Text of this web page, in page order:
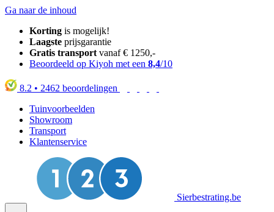
Ga naar de inhoud
Korting is mogelijk!
Laagste prijsgarantie
Gratis transport vanaf € 1250,-
Beoordeeld op Kiyoh met een 8,4/10
8.2 • 2462 beoordelingen
Tuinvoorbeelden
Showroom
Transport
Klantenservice
Sierbestrating.be